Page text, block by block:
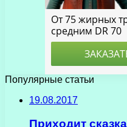
Популярные статьи
19.08.2017
Приходит